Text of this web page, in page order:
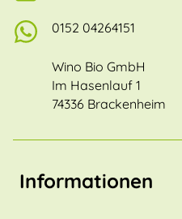
0152 04264151
Wino Bio GmbH
Im Hasenlauf 1
74336 Brackenheim
Informationen